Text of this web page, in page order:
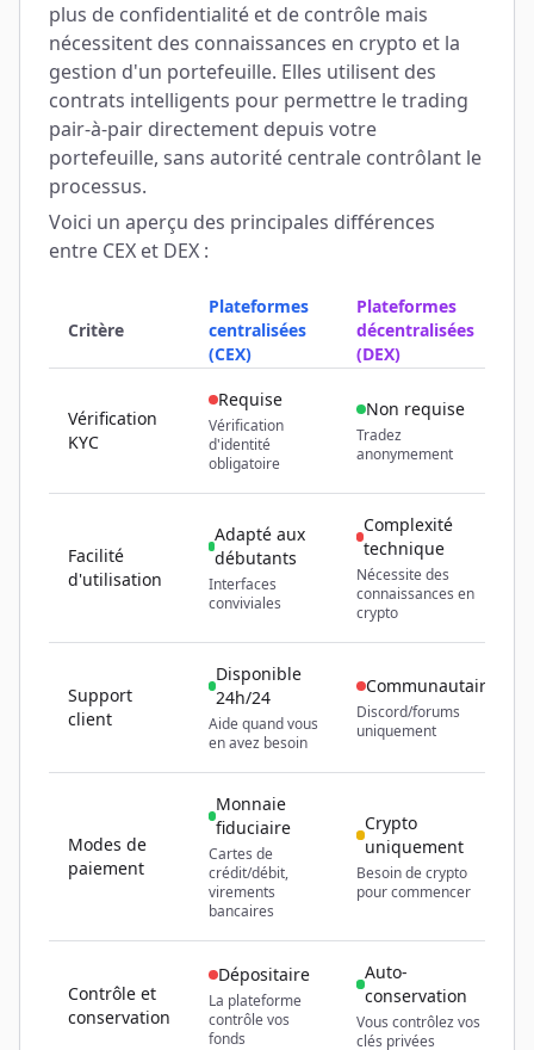
plus de confidentialité et de contrôle mais
nécessitent des connaissances en crypto et la
gestion d'un portefeuille. Elles utilisent des
contrats intelligents pour permettre le trading
pair-à-pair directement depuis votre
portefeuille, sans autorité centrale contrôlant le
processus.
Voici un aperçu des principales différences
entre CEX et DEX :
Critère
Plateformes
centralisées
(CEX)
Plateformes
décentralisées
(DEX)
Vérification
KYC
Requise
Vérification
d'identité
obligatoire
Non requise
Tradez
anonymement
Facilité
d'utilisation
Adapté aux
débutants
Interfaces
conviviales
Complexité
technique
Nécessite des
connaissances en
crypto
Support
client
Disponible
24h/24
Aide quand vous
en avez besoin
Communautaire
Discord/forums
uniquement
Modes de
paiement
Monnaie
fiduciaire
Cartes de
crédit/débit,
virements
bancaires
Crypto
uniquement
Besoin de crypto
pour commencer
Contrôle et
conservation
Dépositaire
La plateforme
contrôle vos
fonds
Auto-
conservation
Vous contrôlez vos
clés privées